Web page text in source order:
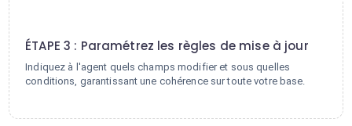
ÉTAPE 3 : Paramétrez les règles de mise à jour
Indiquez à l'agent quels champs modifier et sous quelles
conditions, garantissant une cohérence sur toute votre base.